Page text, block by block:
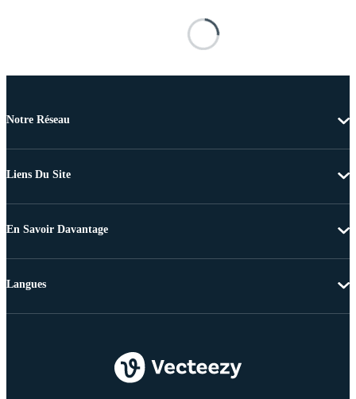
Notre Réseau
Liens Du Site
En Savoir Davantage
Langues